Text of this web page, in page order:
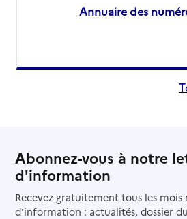
Annuaire des
Abonnez-vous à notre
d'information
Recevez gratuitement tous les
d'information : actualités, dossier